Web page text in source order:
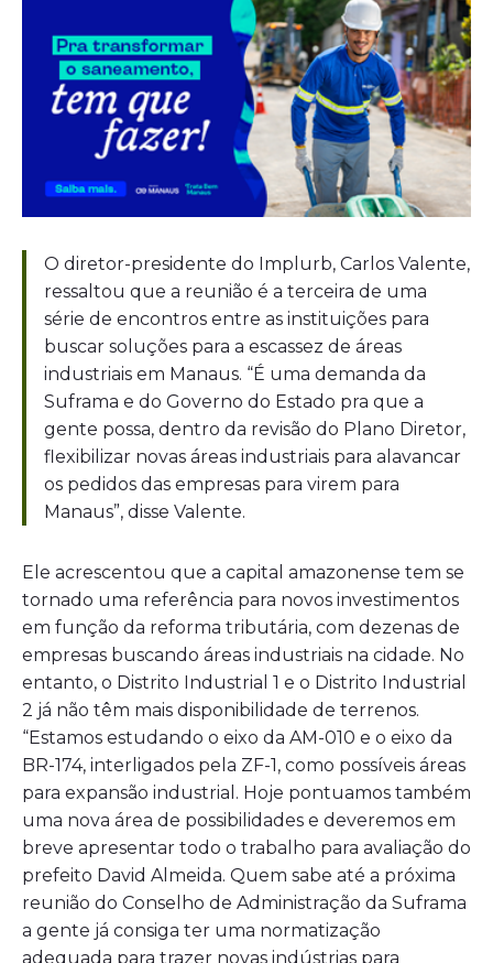
O diretor-presidente do Implurb, Carlos Valente,
ressaltou que a reunião é a terceira de uma
série de encontros entre as instituições para
buscar soluções para a escassez de áreas
industriais em Manaus. “É uma demanda da
Suframa e do Governo do Estado pra que a
gente possa, dentro da revisão do Plano Diretor,
flexibilizar novas áreas industriais para alavancar
os pedidos das empresas para virem para
Manaus”, disse Valente.
Ele acrescentou que a capital amazonense tem se
tornado uma referência para novos investimentos
em função da reforma tributária, com dezenas de
empresas buscando áreas industriais na cidade. No
entanto, o Distrito Industrial 1 e o Distrito Industrial
2 já não têm mais disponibilidade de terrenos.
“Estamos estudando o eixo da AM-010 e o eixo da
BR-174, interligados pela ZF-1, como possíveis áreas
para expansão industrial. Hoje pontuamos também
uma nova área de possibilidades e deveremos em
breve apresentar todo o trabalho para avaliação do
prefeito David Almeida. Quem sabe até a próxima
reunião do Conselho de Administração da Suframa
a gente já consiga ter uma normatização
adequada para trazer novas indústrias para